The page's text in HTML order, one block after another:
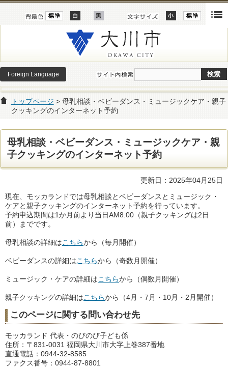
Foreign Language
トップページ > 母乳相談・ベビーダンス・ミュージックケア・親子
クッキングのインターネット予約
母乳相談・ベビーダンス・ミュージックケア・親
子クッキングのインターネット予約
更新日：2025年04月25日
現在、モッカランドでは母乳相談とベビーダンスとミュージック・
ケアと親子クッキングのインターネット予約を行っています。
予約申込期間は1か月前より当日AM8:00（親子クッキングは2日
前）までです。
母乳相談の詳細はこちらから（毎月開催）
ベビーダンスの詳細はこちらから（奇数月開催）
ミュージック・ケアの詳細はこちらから（偶数月開催）
親子クッキングの詳細はこちらから（4月・7月・10月・2月開催）
このページに関する問い合わせ先
モッカランド 代表・のびのび子ども係
住所：〒831-0031 福岡県大川市大字上巻387番地
直通電話：0944-32-8585
ファクス番号：0944-87-8801